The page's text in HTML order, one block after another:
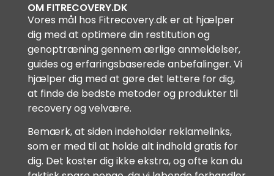
OM FITRECOVERY.DK
Vores mål hos Fitrecovery.dk er at hjælper
dig med at optimere din restitution og
genoptræning gennem ærlige anmeldelser,
guides og erfaringsbaserede anbefalinger. Vi
hjælper dig med at gøre det lettere for dig,
at finde de bedste metoder og produkter til
recovery og velvære.
Bemærk, at siden indeholder reklamelinks,
som er med til at holde alt indhold gratis for
dig. Det koster dig ikke ekstra, og ofte kan du